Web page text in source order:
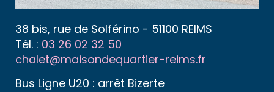
38 bis, rue de Solférino - 51100 REIMS
Tél. : 03 26 02 32 50
chalet@maisondequartier-reims.fr
Bus Ligne U20 : arrêt Bizerte